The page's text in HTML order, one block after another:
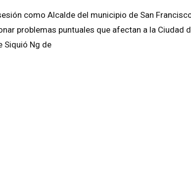
como Alcalde del municipio de San
problemas puntuales que afectan a la Ciudad
Siquió Ng de